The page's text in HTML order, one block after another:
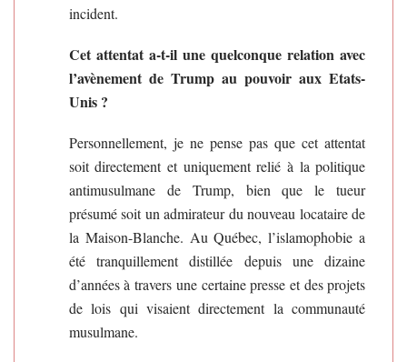
incident.
Cet attentat a-t-il une quelconque relation avec
l’avènement de Trump au pouvoir aux Etats-
Unis ?
Personnellement, je ne pense pas que cet attentat
soit directement et uniquement relié à la politique
antimusulmane de Trump, bien que le tueur
présumé soit un admirateur du nouveau locataire de
la Maison-Blanche. Au Québec, l’islamophobie a
été tranquillement distillée depuis une dizaine
d’années à travers une certaine presse et des projets
de lois qui visaient directement la communauté
musulmane.